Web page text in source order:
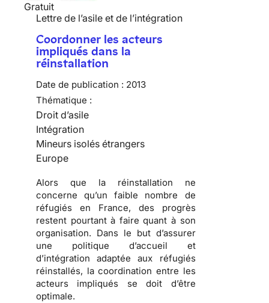
Gratuit
Lettre de l’asile et de l’intégration
Coordonner les acteurs
impliqués dans la
réinstallation
Date de publication : 2013
Thématique :
Droit d’asile
Intégration
Mineurs isolés étrangers
Europe
Alors que la réinstallation ne
concerne qu’un faible nombre de
réfugiés en France, des progrès
restent pourtant à faire quant à son
organisation. Dans le but d’assurer
une politique d’accueil et
d’intégration adaptée aux réfugiés
réinstallés, la coordination entre les
acteurs impliqués se doit d’être
optimale.